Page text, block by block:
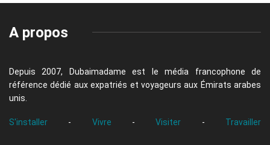
A propos
Depuis 2007, Dubaimadame est le média francophone de
référence dédié aux expatriés et voyageurs aux Émirats arabes
unis.
S'installer - Vivre - Visiter - Travailler